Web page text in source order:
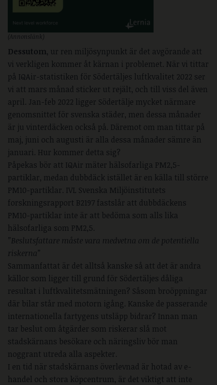
(Annonslänk)
Dessutom, ur ren miljösynpunkt är det avgörande att
vi verkligen kommer åt kärnan i problemet. När vi tittar
på IQAir-statistiken för Södertäljes luftkvalitet 2022 ser
vi att mars månad sticker ut rejält, och till viss del även
april. Jan-feb 2022 ligger Södertälje mycket närmare
genomsnittet för svenska städer, men dessa månader
är ju vinterdäcken också på. Däremot om man tittar på
maj, juni och augusti är alla dessa månader sämre än
januari. Hur kommer detta sig?
Påpekas bör att IQAir mäter hälsofarliga PM2,5-
partiklar, medan dubbdäck istället är en källa till större
PM10-partiklar. IVL Svenska Miljöinstitutets
forskningsrapport B2197 fastslår att dubbdäckens
PM10-partiklar inte är att bedöma som alls lika
hälsofarliga som PM2,5.
”Beslutsfattare måste vara medvetna om de potentiella
riskerna”
Sammanfattat är det alltså kanske så att det är andra
källor som ligger till grund för Södertäljes dåliga
resultat i luftkvalitetsmätningen? Såsom broöppningar
där bilar står med motorn igång. Kanske de passerande
internationella fartygens utsläpp bidrar? Innan man
tar beslut om åtgärder som riskerar slå mot
stadskärnans besökare och näringsliv bör man
noggrant utreda alla aspekter.
I en tid när stadskärnans överlevnad är hotad av e-
handel och stora köpcentrum, är det viktigt att inte